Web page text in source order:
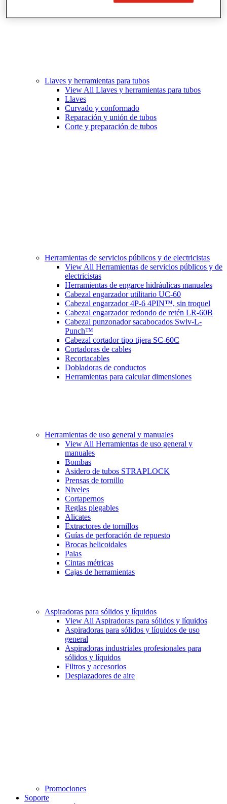
Llaves y herramientas para tubos
View All Llaves y herramientas para tubos
Llaves
Curvado y conformado
Reparación y unión de tubos
Corte y preparación de tubos
Herramientas de servicios públicos y de electricistas
View All Herramientas de servicios públicos y de
electricistas
Herramientas de engarce hidráulicas manuales
Cabezal engarzador utilitario UC-60
Cabezal engarzador 4P-6 4PIN™, sin troquel
Cabezal engarzador redondo de retén LR-60B
Cabezal punzonador sacabocados Swiv-L-
Punch™
Cabezal cortador tipo tijera SC-60C
Cortadoras de cables
Recortacables
Dobladoras de conductos
Herramientas para calcular dimensiones
Herramientas de uso general y manuales
View All Herramientas de uso general y
manuales
Bombas
Asidero de tubos STRAPLOCK
Prensas de tornillo
Niveles
Cortapernos
Reglas plegables
Alicates
Extractores de tornillos
Guías de perforación de repuesto
Brocas helicoidales
Palas
Cintas métricas
Cajas de herramientas
Aspiradoras para sólidos y líquidos
View All Aspiradoras para sólidos y líquidos
Aspiradoras para sólidos y líquidos de uso
general
Aspiradoras industriales profesionales para
sólidos y líquidos
Filtros y accesorios
Desplazadores de aire
Promociones
Soporte